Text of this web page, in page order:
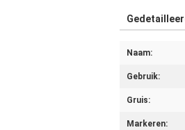
Naam:
Gebruik:
Gruis:
Markeren: